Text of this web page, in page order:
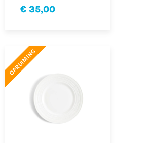
€ 35,00
OPRUIMING